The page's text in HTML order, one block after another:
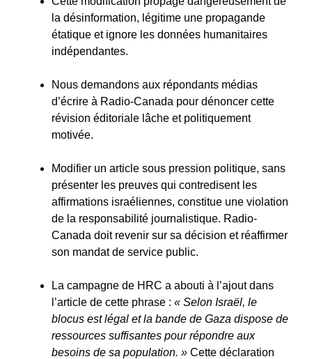
la désinformation, légitime une propagande
étatique et ignore les données humanitaires
indépendantes.
Nous demandons aux répondants médias
d’écrire à Radio-Canada pour dénoncer cette
révision éditoriale lâche et politiquement
motivée.
Modifier un article sous pression politique, sans
présenter les preuves qui contredisent les
affirmations israéliennes, constitue une violation
de la responsabilité journalistique. Radio-
Canada doit revenir sur sa décision et réaffirmer
son mandat de service public.
La campagne de HRC a abouti à l’ajout dans
l’article de cette phrase :« Selon Israël, le
blocus est légal et la bande de Gaza dispose de
ressources suffisantes pour répondre aux
besoins de sa population. » Cette déclaration